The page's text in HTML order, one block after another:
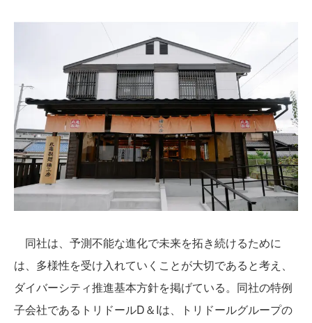
同社は、予測不能な進化で未来を拓き続けるために
は、多様性を受け入れていくことが大切であると考え、
ダイバーシティ推進基本方針を掲げている。同社の特例
子会社であるトリドールD＆Iは、トリドールグループの